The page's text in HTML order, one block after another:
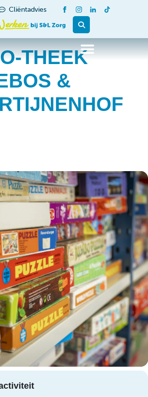
Cliëntadvies
THEEK
&